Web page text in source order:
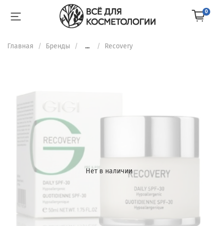
0
Главная Бренды ... Recovery
Нет в наличии